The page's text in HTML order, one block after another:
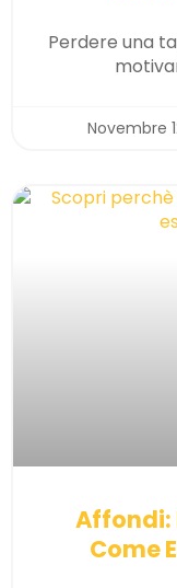
Perdere una
Novembre
Affondi:
Come